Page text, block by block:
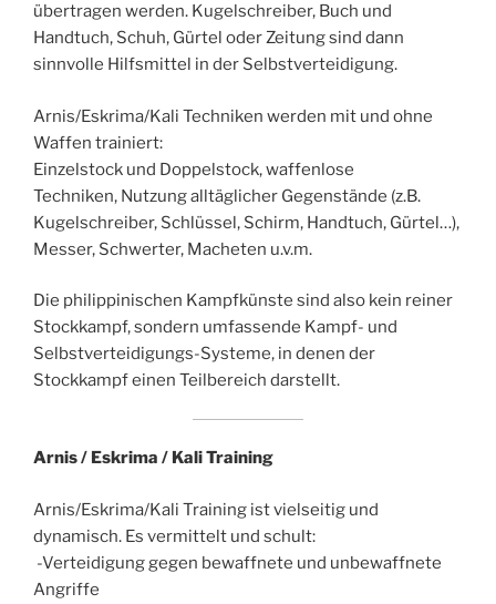
übertragen werden. Kugelschreiber, Buch und
Handtuch, Schuh, Gürtel oder Zeitung sind dann
sinnvolle Hilfsmittel in der Selbstverteidigung.
Arnis/Eskrima/Kali Techniken werden mit und ohne
Waffen trainiert:
Einzelstock und Doppelstock, waffenlose
Techniken, Nutzung alltäglicher Gegenstände (z.B.
Kugelschreiber, Schlüssel, Schirm, Handtuch, Gürtel…),
Messer, Schwerter, Macheten u.v.m.
Die philippinischen Kampfkünste sind also kein reiner
Stockkampf, sondern umfassende Kampf- und
Selbstverteidigungs-Systeme, in denen der
Stockkampf einen Teilbereich darstellt.
Arnis / Eskrima / Kali Training
Arnis/Eskrima/Kali Training ist vielseitig und
dynamisch. Es vermittelt und schult:
-Verteidigung gegen bewaffnete und unbewaffnete
Angriffe